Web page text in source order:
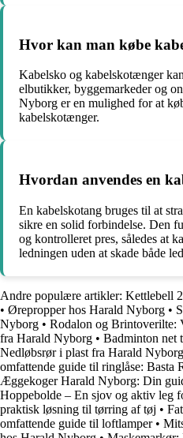
Hvor kan man købe
Kabelsko og kabelskotænger
elbutikker, byggemarkeder og
Nyborg er en mulighed for at
kabelskotænger.
Hvordan anvendes en
En kabelskotang bruges til at
sikre en solid forbindelse. Den
og kontrolleret pres, således at
ledningen uden at skade både
Andre populære artikler: Kettlebell
• Ørepropper hos Harald Nyborg •
Nyborg • Rodalon og Brintoverilte:
fra Harald Nyborg • Badminton net
Nedløbsrør i plast fra Harald
omfattende guide til ringlåse: Basta
Æggekoger Harald Nyborg: Din
Hoppebolde – En sjov og aktiv leg
praktisk løsning til tørring af tøj •
omfattende guide til loftlamper•